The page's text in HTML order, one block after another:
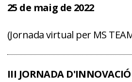
25 de maig de 2022
(Jornada virtual per MS
III JORNADA